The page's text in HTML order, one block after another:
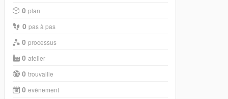
0 plan
0 pas à pas
0 processus
0 atelier
0 trouvaille
0 evènement